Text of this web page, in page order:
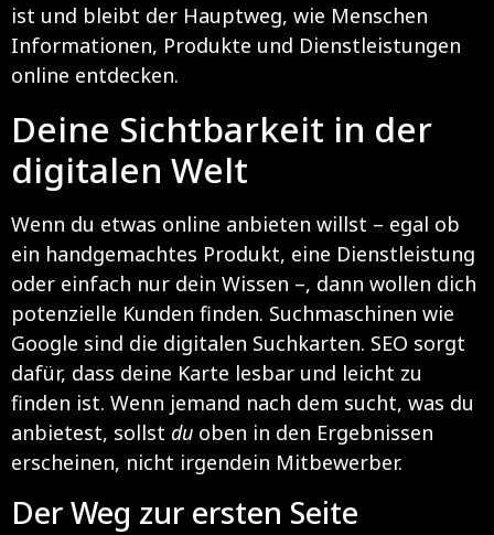
ist und bleibt der Hauptweg, wie Menschen
Informationen, Produkte und Dienstleistungen
online entdecken.
Deine Sichtbarkeit in der
digitalen Welt
Wenn du etwas online anbieten willst – egal ob
ein handgemachtes Produkt, eine Dienstleistung
oder einfach nur dein Wissen –, dann wollen dich
potenzielle Kunden finden. Suchmaschinen wie
Google sind die digitalen Suchkarten. SEO sorgt
dafür, dass deine Karte lesbar und leicht zu
finden ist. Wenn jemand nach dem sucht, was du
anbietest, sollst du oben in den Ergebnissen
erscheinen, nicht irgendein Mitbewerber.
Der Weg zur ersten Seite